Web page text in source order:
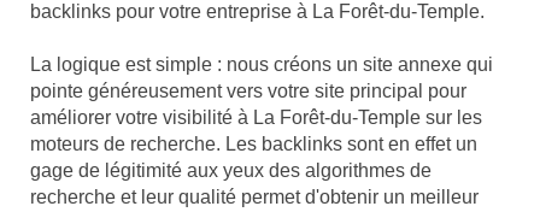
backlinks pour votre entreprise à La Forêt-du-Temple.
La logique est simple : nous créons un site annexe qui
pointe généreusement vers votre site principal pour
améliorer votre visibilité à La Forêt-du-Temple sur les
moteurs de recherche. Les backlinks sont en effet un
gage de légitimité aux yeux des algorithmes de
recherche et leur qualité permet d'obtenir un meilleur